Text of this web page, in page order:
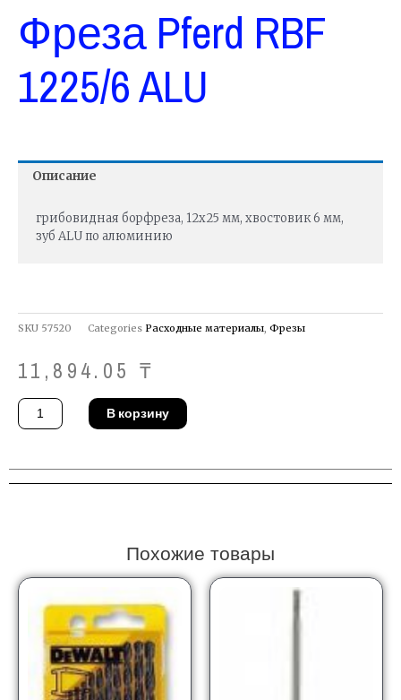
Фреза Pferd RBF
1225/6 ALU
Описание
грибовидная борфреза, 12х25 мм, хвостовик 6 мм,
зуб ALU по алюминию
SKU 57520 Categories Расходные материалы, Фрезы
11,894.05 ₸
Количество
товара
Фреза
ALU
В корзину
Похожие товары